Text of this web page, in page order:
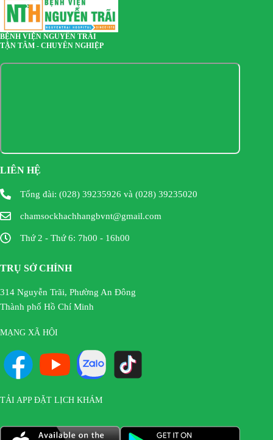
BỆNH VIỆN NGUYỄN TRÃI
TẬN TÂM - CHUYÊN NGHIỆP
LIÊN HỆ
Tổng đài: (028) 39235926 và (028) 39235020
chamsockhachhangbvnt@gmail.com
Thứ 2 - Thứ 6: 7h00 - 16h00
TRỤ SỞ CHÍNH
314 Nguyễn Trãi, Phường An Đông
Thành phố Hồ Chí Minh
MẠNG XÃ HỘI
TẢI APP ĐẶT LỊCH KHÁM